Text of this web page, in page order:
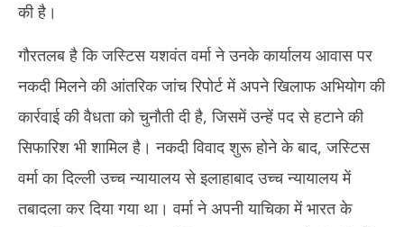
की है।
गौरतलब है कि जस्टिस यशवंत वर्मा ने उनके कार्यालय आवास पर
नकदी मिलने की आंतरिक जांच रिपोर्ट में अपने खिलाफ अभियोग की
कार्रवाई की वैधता को चुनौती दी है, जिसमें उन्हें पद से हटाने की
सिफारिश भी शामिल है। नकदी विवाद शुरू होने के बाद, जस्टिस
वर्मा का दिल्ली उच्च न्यायालय से इलाहाबाद उच्च न्यायालय में
तबादला कर दिया गया था। वर्मा ने अपनी याचिका में भारत के